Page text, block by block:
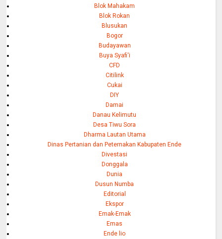
Blok Mahakam
Blok Rokan
Blusukan
Bogor
Budayawan
Buya Syafi'i
CFD
Citilink
Cukai
DIY
Damai
Danau Kelimutu
Desa Tiwu Sora
Dharma Lautan Utama
Dinas Pertanian dan Peternakan Kabupaten Ende
Divestasi
Donggala
Dunia
Dusun Numba
Editorial
Ekspor
Emak-Emak
Emas
Ende lio